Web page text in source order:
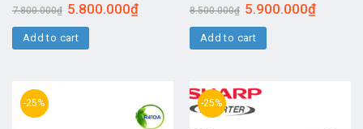
7.800.000₫ 5.800.000₫
Add to cart
8.500.000₫ 5.900.000₫
Add to cart
-25% -25%